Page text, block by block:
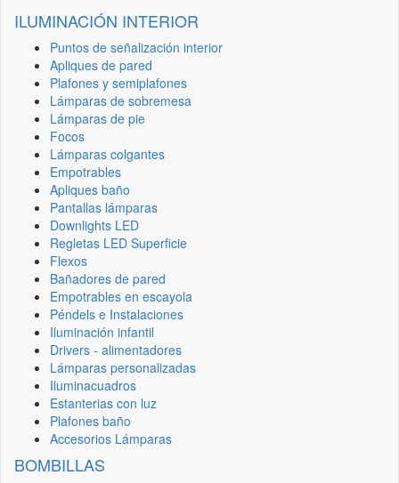
ILUMINACIÓN INTERIOR
Puntos de señalización interior
Apliques de pared
Plafones y semiplafones
Lámparas de sobremesa
Lámparas de pie
Focos
Lámparas colgantes
Empotrables
Apliques baño
Pantallas lámparas
Downlights LED
Regletas LED Superficie
Flexos
Bañadores de pared
Empotrables en escayola
Péndels e Instalaciones
Iluminación infantil
Drivers - alimentadores
Lámparas personalizadas
Iluminacuadros
Estanterias con luz
Plafones baño
Accesorios Lámparas
BOMBILLAS